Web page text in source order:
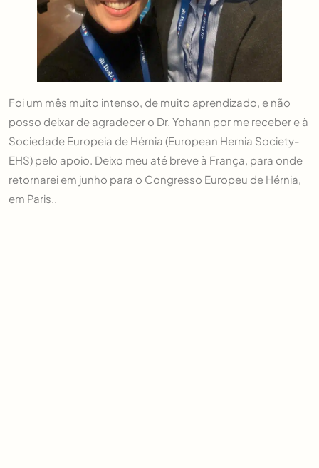
Foi um mês muito intenso, de muito aprendizado, e não
posso deixar de agradecer o Dr. Yohann por me receber e à
Sociedade Europeia de Hérnia (European Hernia Society-
EHS) pelo apoio. Deixo meu até breve à França, para onde
retornarei em junho para o Congresso Europeu de Hérnia,
em Paris..